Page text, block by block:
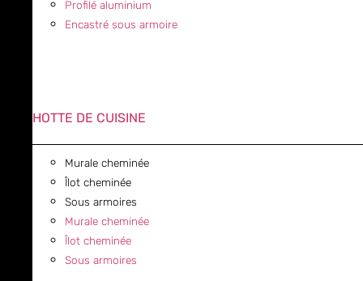
Profilé aluminium
Encastré sous armoire
HOTTE DE CUISINE
Murale cheminée
Îlot cheminée
Sous armoires
Murale cheminée
Îlot cheminée
Sous armoires